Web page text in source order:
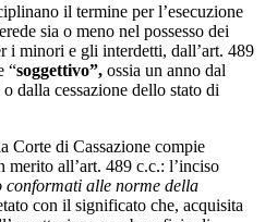
il termine per l’esecuzione
sia o meno nel possesso dei
i minori e gli interdetti, dall’art. 489
“soggettivo”, ossia un anno dal
dalla cessazione dello stato di
Corte di Cassazione compie
merito all’art. 489 c.c.: l’inciso
conformati alle norme della
con il significato che, acquisita